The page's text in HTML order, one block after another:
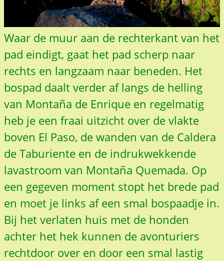
Waar de muur aan de rechterkant van het
pad eindigt, gaat het pad scherp naar
rechts en langzaam naar beneden. Het
bospad daalt verder af langs de helling
van Montaña de Enrique en regelmatig
heb je een fraai uitzicht over de vlakte
boven El Paso, de wanden van de Caldera
de Taburiente en de indrukwekkende
lavastroom van Montaña Quemada. Op
een gegeven moment stopt het brede pad
en moet je links af een smal bospaadje in.
Bij het verlaten huis met de honden
achter het hek kunnen de avonturiers
rechtdoor over en door een smal lastig